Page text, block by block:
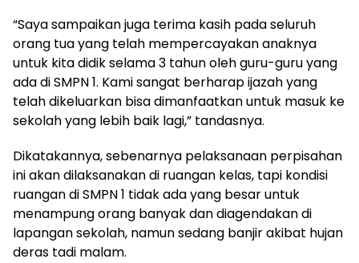
“Saya sampaikan juga terima kasih pada seluruh
orang tua yang telah mempercayakan anaknya
untuk kita didik selama 3 tahun oleh guru-guru yang
ada di SMPN 1. Kami sangat berharap ijazah yang
telah dikeluarkan bisa dimanfaatkan untuk masuk ke
sekolah yang lebih baik lagi,” tandasnya.
Dikatakannya, sebenarnya pelaksanaan perpisahan
ini akan dilaksanakan di ruangan kelas, tapi kondisi
ruangan di SMPN 1 tidak ada yang besar untuk
menampung orang banyak dan diagendakan di
lapangan sekolah, namun sedang banjir akibat hujan
deras tadi malam.